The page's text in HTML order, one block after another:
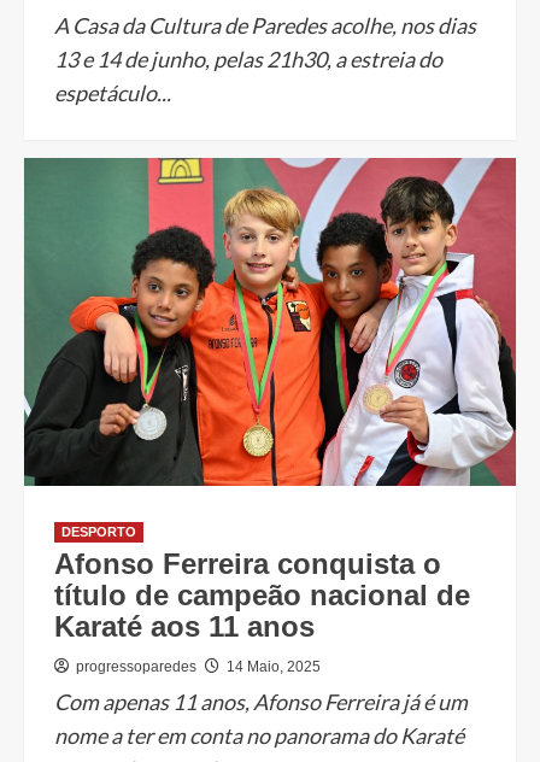
A Casa da Cultura de Paredes acolhe, nos dias
13 e 14 de junho, pelas 21h30, a estreia do
espetáculo...
DESPORTO
Afonso Ferreira conquista o
título de campeão nacional de
Karaté aos 11 anos
progressoparedes 14 Maio, 2025
Com apenas 11 anos, Afonso Ferreira já é um
nome a ter em conta no panorama do Karaté